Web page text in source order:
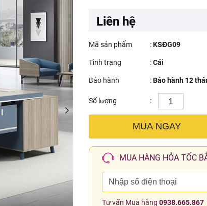
Liên hệ
Mã sản phẩm :KSĐG09
Tình trạng :Cái
Bảo hành :Bảo hành 12
Số lượng :
MUA NGAY
MUA HÀNG HỎA TỐC
Tư vấn Mua hàng 0938.665.867